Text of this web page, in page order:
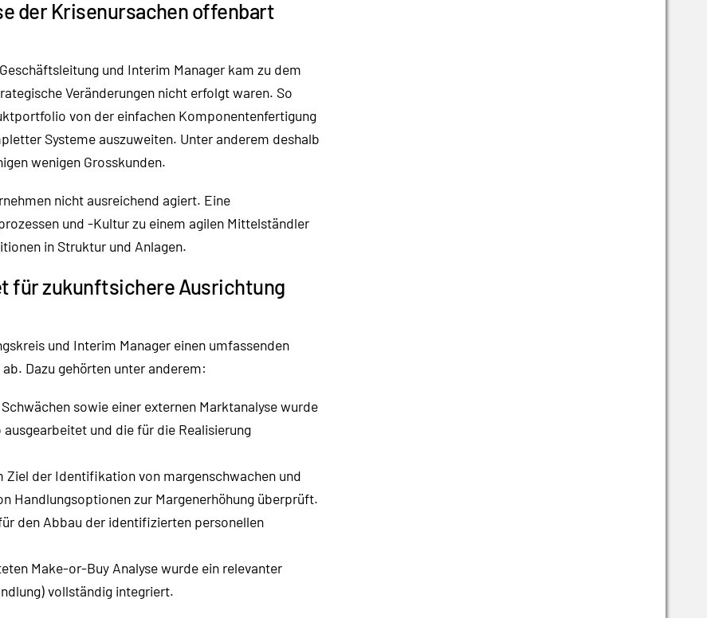
der Krisenursachen offenbart
und Interim Manager kam zu dem
Veränderungen nicht erfolgt waren. So
von der einfachen Komponentenfertigung
Systeme auszuweiten. Unter anderem deshalb
wenigen Grosskunden.
nicht ausreichend agiert. Eine
und -Kultur zu einem agilen Mittelständler
in Struktur und Anlagen.
für zukunftsichere Ausrichtung
und Interim Manager einen umfassenden
Dazu gehörten unter anderem:
sowie einer externen Marktanalyse wurde
und die für die Realisierung
der Identifikation von margenschwachen und
Handlungsoptionen zur Margenerhöhung überprüft.
den Abbau der identifizierten personellen
Make-or-Buy Analyse wurde ein relevanter
vollständig integriert.